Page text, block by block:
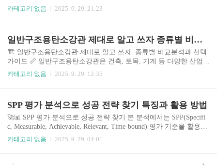
견 등을 종합적으로 분석하여 제시합니다. 🎯 대형각관 과정의 중요
성과 시의..
내식성, 미관 등 다양한 장점을 제공하지만, 종류와 특성에 따라 적
를 선택하는 것은 비용 효율성과 장기적인 성능 유지를 위해 매우 중
요합니다. 본 가이드에서는 주요 도금 파이프의 종류, 특징, 단점을
비교 분석하고, 상황별 최적의 선택을 제시하여 효율적인 의사결정
을 지원합니다. 본 가이드를 통해 도금 파이프 선택에 대한 어려움을
해소하고, 프로젝트의..
카테고리 없음 2025. 9. 29. 21:23
일반구조용탄소강관 제대로 알고 쓰자 종류별 비교분석과 선택 가이드
🏗️ 일반구조용탄소강관 제대로 알고 쓰자: 종류별 비교분석과 선택
가이드 📏 일반구조용탄소강관은 건축, 토목, 기계 등 다양한 산업
분야에서 널리 사용되는 필수적인 자재입니다. 최근 건설 경기의 변
택하는 것은 공사비 절감, 공기 단축, 안전 확보에 직결됩니다. 본 가
이드는 일반구조용탄소강관의 종류별 특징을 비교 분석하고, 최적
의 선택을 위한 실용적인 정보를 제공합니다. 특히, 실제 사용자들의
경험과 전문가 의견을 바탕으로 객관적인 비교 분석을 통해 최고의
선택을 돕고자 ..
카테고리 없음 2025. 9. 29. 12:35
SPP 평가 분석으로 성공 전략 찾기 특징과 활용 방법
🚀📊 SPP 평가 분석으로 성공 전략 찾기 본 분석에서는 SPP(Specifi
c, Measurable, Achievable, Relevant, Time-bound) 평가 기준을 활용하
여 성공 전략을 도출하는 방법을 다룹니다. 오늘날의 빠르게 변화하
구체적인 계획과 측정 가능한 지표, 그리고 현실적인 실행 방안을 설
카테고리 없음 2025. 9. 29. 04:01